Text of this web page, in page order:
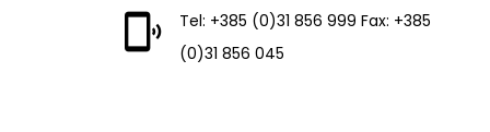
Tel: +385 (0)31 856 999 Fax: +385
(0)31 856 045